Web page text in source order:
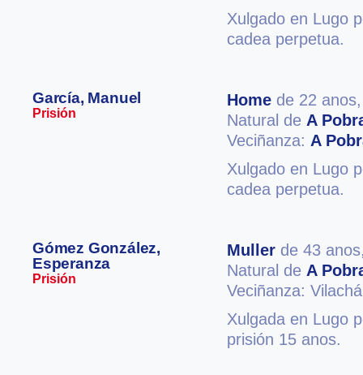
Xulgado en Lugo
cadea perpetua.
García, Manuel
Prisión
Home de 22
Natural de A
Veciñanza: A
Xulgado en Lugo
cadea perpetua.
Gómez González,
Esperanza
Prisión
Muller de 43
Natural de A
Veciñanza:
Xulgada en Lugo
prisión 15 anos.